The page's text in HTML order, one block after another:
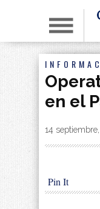
en el
By|
14
Pin It